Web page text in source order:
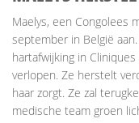
Maelys, een Congolees
september in België
hartafwijking in
verlopen. Ze herstelt
haar zorgt. Ze zal
medische team groen